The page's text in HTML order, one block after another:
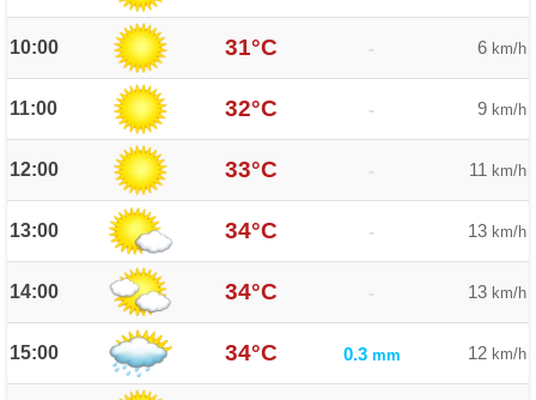
10:00 31°C - 6 km/h
11:00 32°C - 9 km/h
12:00 33°C - 11 km/h
13:00 34°C - 13 km/h
14:00 34°C - 13 km/h
15:00 34°C 0.3 mm 12 km/h